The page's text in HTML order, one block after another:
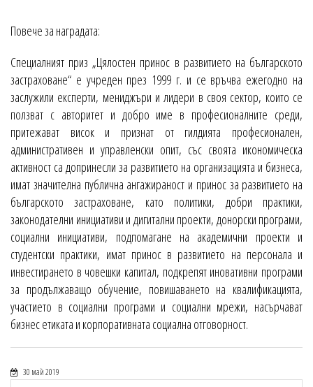
Повече за наградата:
Специалният приз „Цялостен принос в развитието на българското
застраховане“ е учреден през 1999 г. и се връчва ежегодно на
заслужили експерти, мениджъри и лидери в своя сектор, които се
ползват с авторитет и добро име в професионалните среди,
притежават висок и признат от гилдията професионален,
административен и управленски опит, със своята икономическа
активност са допринесли за развитието на организацията и бизнеса,
имат значителна публична ангажираност и принос за развитието на
българското застраховане, като политики, добри практики,
законодателни инициативи и дигитални проекти, донорски програми,
социални инициативи, подпомагане на академични проекти и
студентски практики, имат принос в развитието на персонала и
инвестирането в човешки капитал, подкрепят иновативни програми
за продължаващо обучение, повишаването на квалификацията,
участието в социални програми и социални мрежи, насърчават
бизнес етиката и корпоративната социална отговорност.
30 май 2019